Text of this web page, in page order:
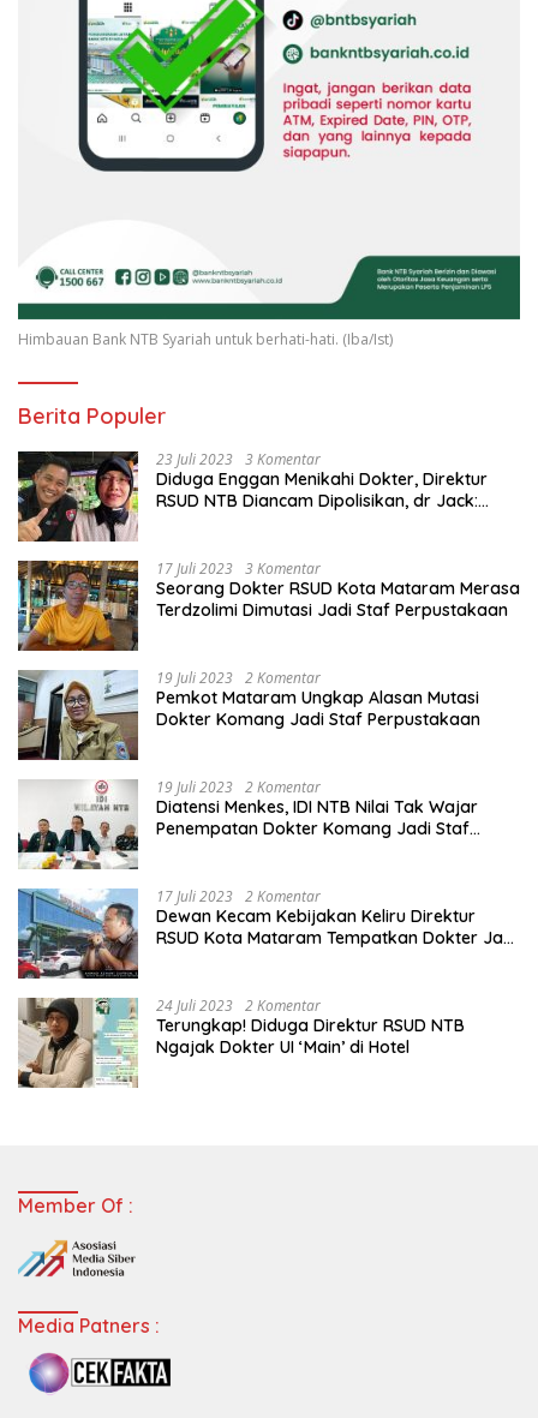
Himbauan Bank NTB Syariah untuk berhati-hati. (Iba/Ist)
Berita Populer
23 Juli 2023 3 Komentar
Diduga Enggan Menikahi Dokter, Direktur
RSUD NTB Diancam Dipolisikan, dr Jack:
17 Juli 2023 3 Komentar
Seorang Dokter RSUD Kota Mataram Merasa
Terdzolimi Dimutasi Jadi Staf Perpustakaan
19 Juli 2023 2 Komentar
Pemkot Mataram Ungkap Alasan Mutasi
Dokter Komang Jadi Staf Perpustakaan
19 Juli 2023 2 Komentar
Diatensi Menkes, IDI NTB Nilai Tak Wajar
Penempatan Dokter Komang Jadi Staf
17 Juli 2023 2 Komentar
Dewan Kecam Kebijakan Keliru Direktur
RSUD Kota Mataram Tempatkan Dokter Jadi
24 Juli 2023 2 Komentar
Terungkap! Diduga Direktur RSUD NTB
Ngajak Dokter UI ‘Main’ di Hotel
Member Of :
Media Patners :